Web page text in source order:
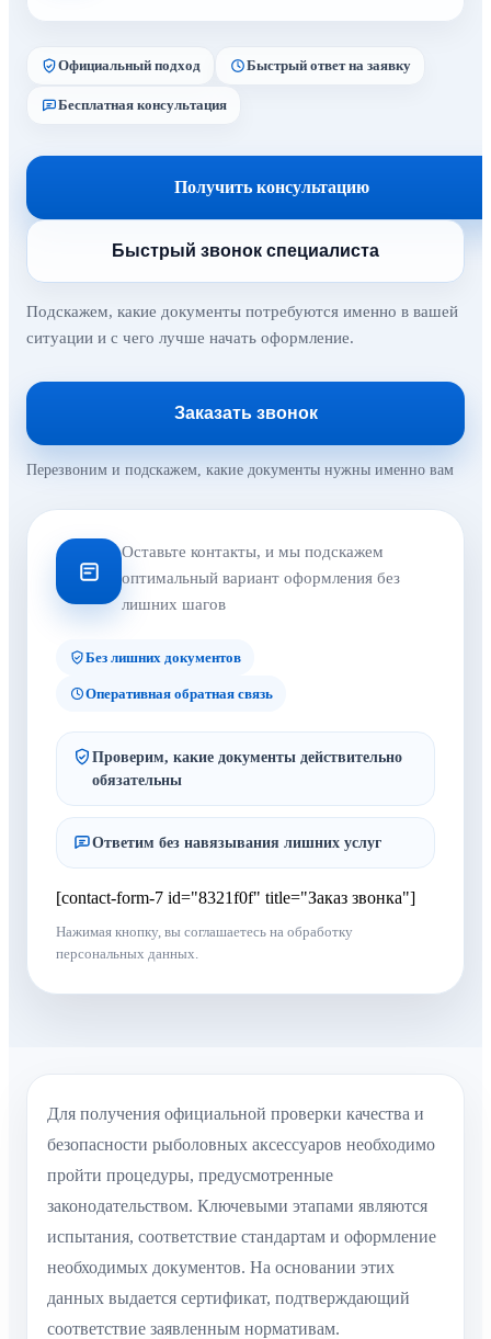
Официальный подход Быстрый ответ на заявку
Бесплатная консультация
Получить консультацию
Быстрый звонок специалиста
Подскажем, какие документы потребуются именно в вашей
ситуации и с чего лучше начать оформление.
Заказать звонок
Перезвоним и подскажем, какие документы нужны именно вам
Оставьте контакты, и мы подскажем
оптимальный вариант оформления без
лишних шагов
Без лишних документов
Оперативная обратная связь
Проверим, какие документы действительно
обязательны
Ответим без навязывания лишних услуг
[contact-form-7 id="8321f0f" title="Заказ звонка"]
Нажимая кнопку, вы соглашаетесь на обработку
персональных данных.
Для получения официальной проверки качества и
безопасности рыболовных аксессуаров необходимо
пройти процедуры, предусмотренные
законодательством. Ключевыми этапами являются
испытания, соответствие стандартам и оформление
необходимых документов. На основании этих
данных выдается сертификат, подтверждающий
соответствие заявленным нормативам.